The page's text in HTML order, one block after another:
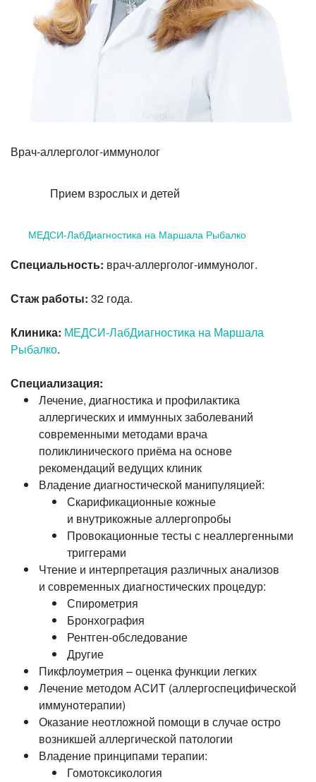
Лазерная коррекция зрения
Врач-аллерголог-иммунолог
Прием взрослых и детей
МЕДСИ-ЛабДиагностика на Маршала Рыбалко
Специальность: врач-аллерголог-иммунолог.
Стаж работы: 32 года.
Клиника: МЕДСИ-ЛабДиагностика на Маршала
Рыбалко.
Специализация:
Лечение, диагностика и профилактика
аллергических и иммунных заболеваний
современными методами врача
поликлинического приёма на основе
рекомендаций ведущих клиник
Владение диагностической манипуляцией:
Скарификационные кожные
и внутрикожные аллергопробы
Провокационные тесты с неаллергенными
триггерами
Чтение и интерпретация различных анализов
и современных диагностических процедур:
Спирометрия
Бронхография
Рентген-обследование
Другие
Пикфлоуметрия – оценка функции легких
Лечение методом АСИТ (аллергоспецифической
иммунотерапии)
Оказание неотложной помощи в случае остро
возникшей аллергической патологии
Владение принципами терапии:
Гомотоксикология